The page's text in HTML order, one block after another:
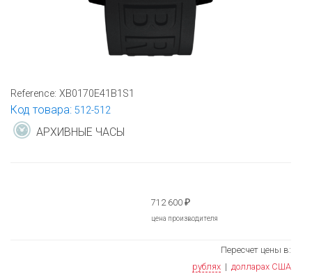
Reference: XB0170E41B1S1
Код товара: 512-512
АРХИВНЫЕ ЧАСЫ
712 600 ₽
цена производителя
Пересчет цены в:
рублях | долларах США